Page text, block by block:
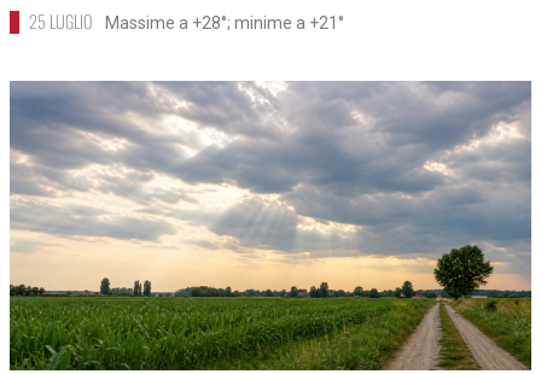
25 LUGLIO Massime a +28°; minime a +21°